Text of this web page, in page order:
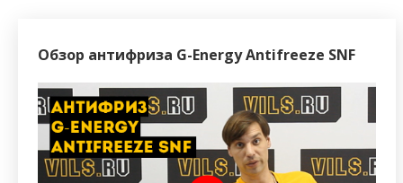
Обзор антифриза G-Energy Antifreeze SNF